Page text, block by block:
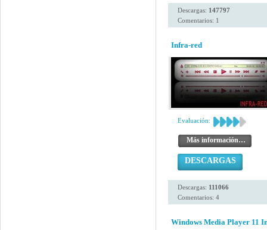
Descargas: 147797
Comentarios: 1
Infra-red
Evaluación:
Más información…
DESCARGAS
Descargas: 111066
Comentarios: 4
Windows Media Player 11